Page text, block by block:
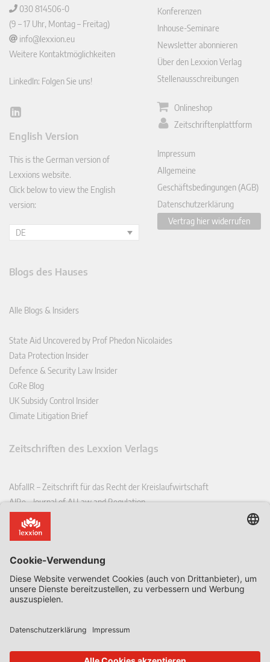
030 814506-0
(9 – 17 Uhr, Montag – Freitag)
info@lexxion.eu
Weitere Kontaktmöglichkeiten
LinkedIn: Folgen Sie uns!
Lin
In
English Version
This is the German version of
Lexxions website.
Click below to view the English
version:
DE
Konferenzen
Inhouse-Seminare
Newsletter abonnieren
Über den Lexxion Verlag
Stellenausschreibungen
Onlineshop
Zeitschriftenplattform
Impressum
Allgemeine
Geschäftsbedingungen (AGB)
Datenschutzerklärung
Vertrag hier widerrufen
Blogs des Hauses
Alle Blogs & Insiders
State Aid Uncovered by Prof Phedon Nicolaides
Data Protection Insider
Defence & Security Law Insider
CoRe Blog
UK Subsidy Control Insider
Climate Litigation Brief
Zeitschriften des Lexxion Verlags
AbfallR – Zeitschrift für das Recht der Kreislaufwirtschaft
AIRe – Journal of AI Law and Regulation
CCLR – Carbon & Climate Law Review
CoRe – European Competition and Regulatory Law Review
EDSeQ – European Defence & Security Law & Policy Quarterly
EFFL – European Food and Feed Law Review
EHPL – European Health & Pharmaceutical Law Review
EPPPL – European Procurement & Public Private Partnership Law
EStAL – European State Aid Law Quarterly
EurUP – Zeitschrift für Europäisches Umwelt- und Planungsrecht